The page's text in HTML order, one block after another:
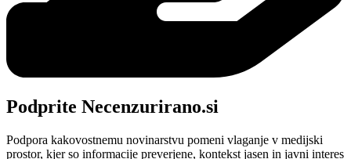
Podprite Necenzurirano.si
Podpora kakovostnemu novinarstvu pomeni vlaganje v medijski
prostor, kjer so informacije preverjene, kontekst jasen in javni interes